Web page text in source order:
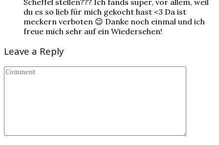
du es so lieb für mich gekocht hast <3 Da ist
meckern verboten 😉 Danke noch einmal und ich
freue mich sehr auf ein Wiedersehen!
Leave a Reply